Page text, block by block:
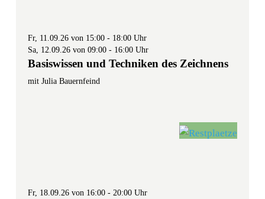
Fr, 11.09.26 von 15:00 - 18:00 Uhr
Sa, 12.09.26 von 09:00 - 16:00 Uhr
Basiswissen und Techniken des Zeichnens
mit Julia Bauernfeind
Fr, 18.09.26 von 16:00 - 20:00 Uhr